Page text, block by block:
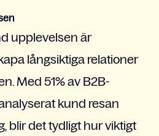
upplevelsen är
långsiktiga relationer
Med 51% av B2B-
kund resan
blir det tydligt hur viktigt